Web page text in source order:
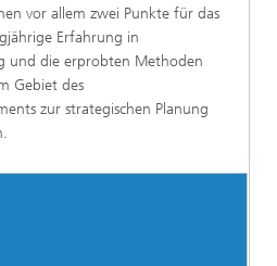
vor allem zwei Punkte für das
Erfahrung in
und die erprobten Methoden
Gebiet des
zur strategischen Planung